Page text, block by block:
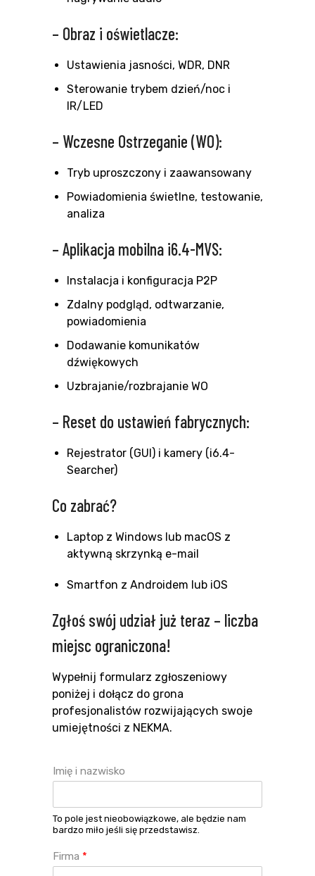
– Obraz i oświetlacze:
Ustawienia jasności, WDR, DNR
Sterowanie trybem dzień/noc i
IR/LED
– Wczesne Ostrzeganie (WO):
Tryb uproszczony i zaawansowany
Powiadomienia świetlne, testowanie,
analiza
– Aplikacja mobilna i6.4-MVS:
Instalacja i konfiguracja P2P
Zdalny podgląd, odtwarzanie,
powiadomienia
Dodawanie komunikatów
dźwiękowych
Uzbrajanie/rozbrajanie WO
– Reset do ustawień fabrycznych:
Rejestrator (GUI) i kamery (i6.4-
Searcher)
Co zabrać?
Laptop z Windows lub macOS z
aktywną skrzynką e-mail
Smartfon z Androidem lub iOS
Zgłoś swój udział już teraz – liczba
miejsc ograniczona!
Wypełnij formularz zgłoszeniowy
poniżej i dołącz do grona
profesjonalistów rozwijających swoje
umiejętności z NEKMA.
Imię i nazwisko
To pole jest nieobowiązkowe, ale będzie nam
bardzo miło jeśli się przedstawisz.
Firma *